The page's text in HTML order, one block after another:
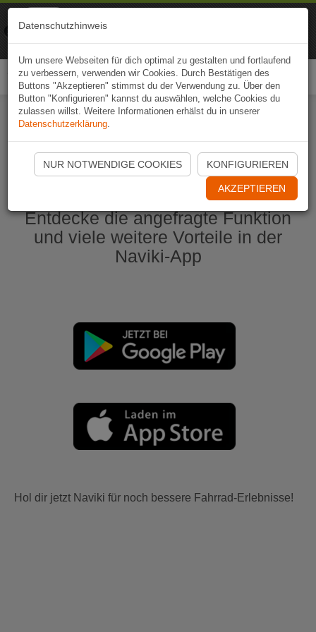
Naviki App jetzt öffnen
Entdecke die angefragte Funktion
und viele weitere Vorteile in der
Naviki-App
Hol dir jetzt Naviki für noch bessere Fahrrad-Erlebnisse!
Datenschutzhinweis
Um unsere Webseiten für dich optimal zu gestalten und fortlaufend
zu verbessern, verwenden wir Cookies. Durch Bestätigen des
Buttons "Akzeptieren" stimmst du der Verwendung zu. Über den
Button "Konfigurieren" kannst du auswählen, welche Cookies du
zulassen willst. Weitere Informationen erhälst du in unserer
Datenschutzerklärung.
NUR NOTWENDIGE COOKIES KONFIGURIEREN
AKZEPTIEREN
Naviki